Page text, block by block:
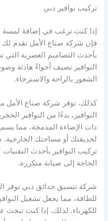
تركيب نوافير دبي
إذا كنت ترغب في إضافة لمسة
فإن شركة صناع الأمل تقدم لك
بأحدث التصاميم العصرية
النوافير تضيف أجواءً هادئة
الشعور بالراحة والاسترخاء.
كذلك، توفر شركة صناع الأمل
النوافير، بدءًا من النوافير
ذات الإضاءة المدمجة، مما
لحديقتك أو مساحتك
تركيب النوافير بأحدث
الحاجة إلى صيانة متكررة.
شركة تنسيق حدائق دبي توفر
للطاقة، مما يجعل تشغيل
للكهرباء. لذلك، إذا كنت